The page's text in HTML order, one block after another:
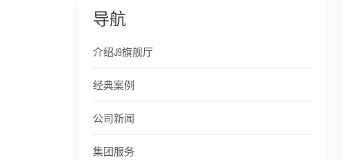
导航
介绍J9旗舰厅
经典案例
公司新闻
集团服务